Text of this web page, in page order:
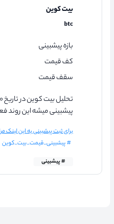
بیت کوین
btc
بازه پیشبینی
کف قیمت
سقف قیمت
پیشبینی میشه این روند
برای ثبت پیشبینی به این لینک
# پیشبینی_قیمت_بیت_کوین
# پیشبینی